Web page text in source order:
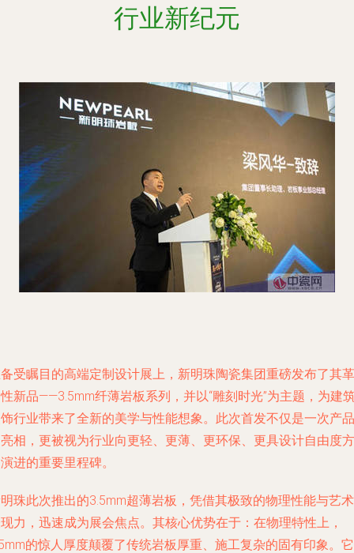
行业新纪元
受瞩目的高端定制设计展上，新明珠陶瓷集团重磅发布了其革
新品——3.5mm纤薄岩板系列，并以“雕刻时光”为主题，为建
行业带来了全新的美学与性能想象。此次首发不仅是一次产品
相，更被视为行业向更轻、更薄、更环保、更具设计自由度方
进的重要里程碑。
珠此次推出的3.5mm超薄岩板，凭借其极致的物理性能与艺术
力，迅速成为展会焦点。其核心优势在于：在物理特性上，
的惊人厚度颠覆了传统岩板厚重、施工复杂的固有印象。它